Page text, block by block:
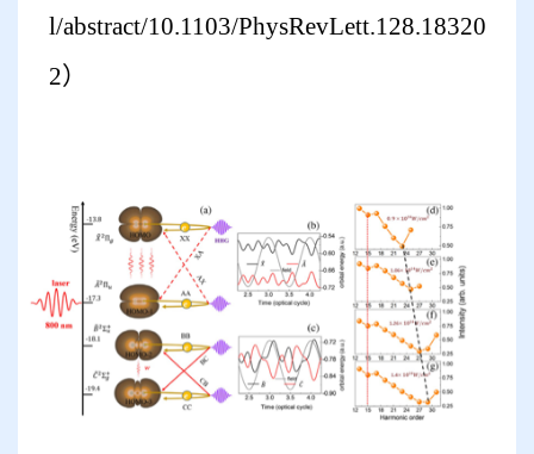
l/abstract/10.1103/PhysRevLett.128.18320
2）